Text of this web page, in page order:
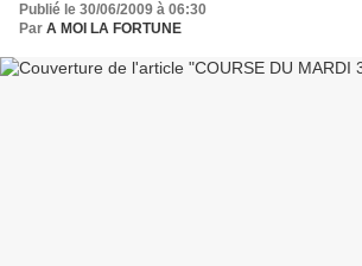
Publié le 30/06/2009 à 06:30
Par A MOI LA FORTUNE